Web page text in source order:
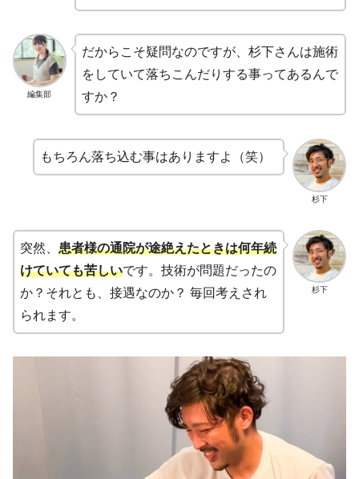
編集部
だからこそ疑問なのですが、杉下さんは施術
をしていて落ちこんだりする事ってあるんで
すか？
杉下
もちろん落ち込む事はありますよ（笑）
杉下
突然、 患者様の通院が途絶えたときは何年続
けていても苦しいです。技術が問題だったの
か？それとも、接遇なのか？ 毎回考えされ
られます。